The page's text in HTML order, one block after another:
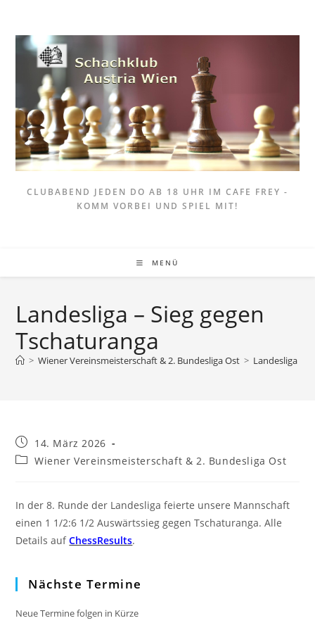
springen
CLUBABEND JEDEN DO AB 18 UHR IM CAFE FREY -
KOMM VORBEI UND SPIEL MIT!
MENÜ
Landesliga – Sieg gegen
Tschaturanga
> Wiener Vereinsmeisterschaft & 2. Bundesliga Ost > Landesliga –
Beitrag
veröffentlicht:
14. März 2026
Beitrags-
Wiener Vereinsmeisterschaft & 2. Bundesliga Ost
In der 8. Runde der Landesliga feierte unsere Mannschaft
einen 1 1/2:6 1/2 Auswärtssieg gegen Tschaturanga. Alle
Details aufChessResults.
Nächste Termine
Neue Termine folgen in Kürze